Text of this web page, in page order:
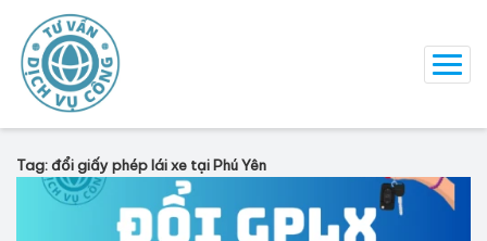
Tag: đổi giấy phép lái xe tại Phú Yên